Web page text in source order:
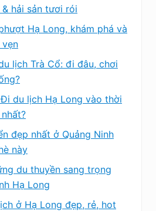
hải sản tươi rói
Hạ Long, khám phá và
lịch Trà Cổ: đi đâu, chơi
du lịch Hạ Long vào thời
đẹp nhất ở Quảng Ninh
này
du thuyền sang trọng
Hạ Long
ở Hạ Long đẹp, rẻ, hot